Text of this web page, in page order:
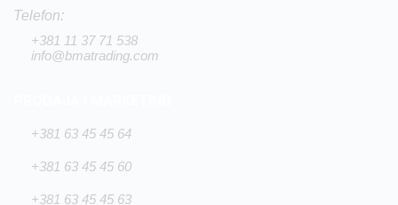
Telefon:
+381 11 37 71 538
info@bmatrading.com
+381 63 45 45 64
+381 63 45 45 60
+381 63 45 45 63